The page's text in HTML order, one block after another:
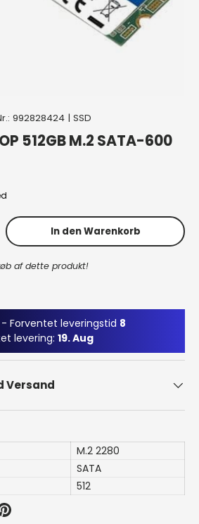
992828424 | SSD
512GB M.2 SATA-600
erhöhenIn den Warenkorb
af dette produkt!
- Forventet leveringstid 8
levering: 19. Aug
Versand
M.2 2280
SATA
512